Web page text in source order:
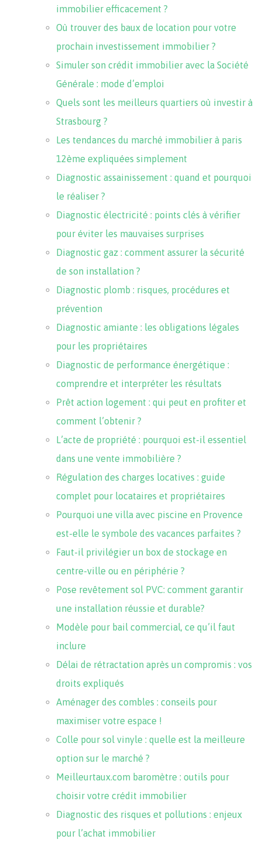
immobilier efficacement ?
Où trouver des baux de location pour votre
prochain investissement immobilier ?
Simuler son crédit immobilier avec la Société
Générale : mode d’emploi
Quels sont les meilleurs quartiers où investir à
Strasbourg ?
Les tendances du marché immobilier à paris
12ème expliquées simplement
Diagnostic assainissement : quand et pourquoi
le réaliser ?
Diagnostic électricité : points clés à vérifier
pour éviter les mauvaises surprises
Diagnostic gaz : comment assurer la sécurité
de son installation ?
Diagnostic plomb : risques, procédures et
prévention
Diagnostic amiante : les obligations légales
pour les propriétaires
Diagnostic de performance énergétique :
comprendre et interpréter les résultats
Prêt action logement : qui peut en profiter et
comment l’obtenir ?
L’acte de propriété : pourquoi est-il essentiel
dans une vente immobilière ?
Régulation des charges locatives : guide
complet pour locataires et propriétaires
Pourquoi une villa avec piscine en Provence
est-elle le symbole des vacances parfaites ?
Faut-il privilégier un box de stockage en
centre-ville ou en périphérie ?
Pose revêtement sol PVC: comment garantir
une installation réussie et durable?
Modèle pour bail commercial, ce qu’il faut
inclure
Délai de rétractation après un compromis : vos
droits expliqués
Aménager des combles : conseils pour
maximiser votre espace !
Colle pour sol vinyle : quelle est la meilleure
option sur le marché ?
Meilleurtaux.com baromètre : outils pour
choisir votre crédit immobilier
Diagnostic des risques et pollutions : enjeux
pour l’achat immobilier